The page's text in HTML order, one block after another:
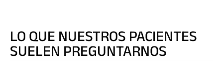
LO QUE NUESTROS PACIENTES
SUELEN PREGUNTARNOS